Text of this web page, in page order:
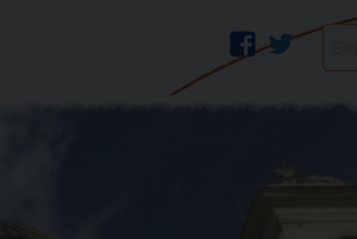
twitter
facebook